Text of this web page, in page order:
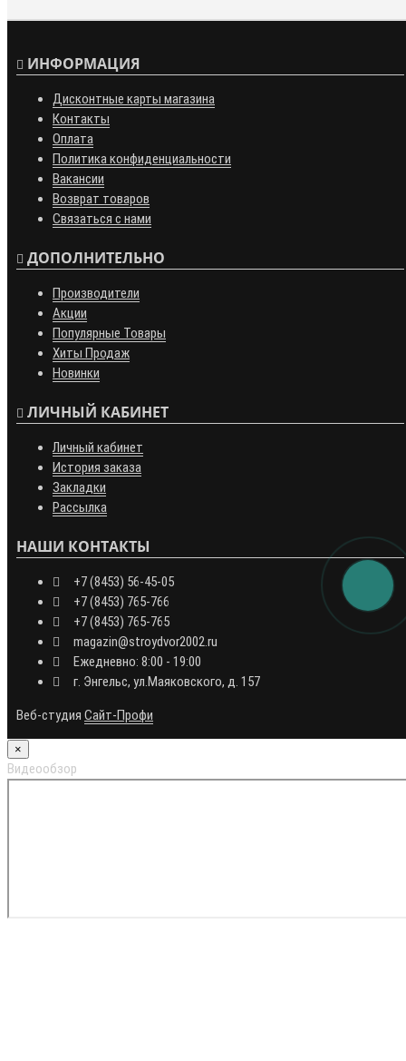
ИНФОРМАЦИЯ
Дисконтные карты магазина
Контакты
Оплата
Политика конфиденциальности
Вакансии
Возврат товаров
Связаться с нами
ДОПОЛНИТЕЛЬНО
Производители
Акции
Популярные Товары
Хиты Продаж
Новинки
ЛИЧНЫЙ КАБИНЕТ
Личный кабинет
История заказа
Закладки
Рассылка
НАШИ КОНТАКТЫ
+7 (8453) 56-45-05
+7 (8453) 765-766
+7 (8453) 765-765
magazin@stroydvor2002.ru
Ежедневно: 8:00 - 19:00
г. Энгельс, ул.Маяковского, д. 157
Веб-студия Сайт-Профи
×
Видеообзор